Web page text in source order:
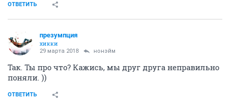
ОТВЕТИТЬ
презумпция
хикки
29 марта 2018 нонэйм
Так. Ты про что? Кажись, мы друг друга неправильно
поняли. ))
ОТВЕТИТЬ